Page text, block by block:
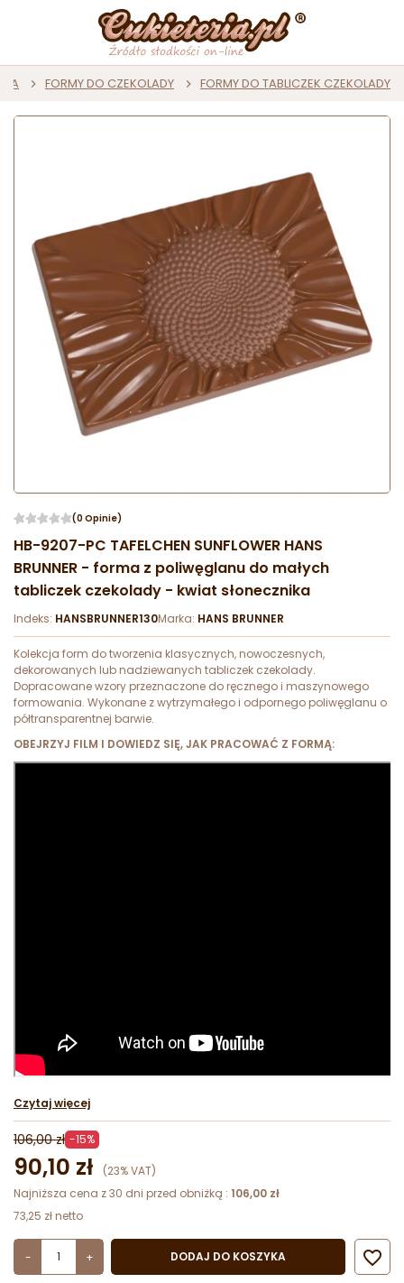
FORMY DO CZEKOLADY FORMY DO TABLICZEK CZEKOLADY
(0 Opinie)
HB-9207-PC TAFELCHEN SUNFLOWER HANS
BRUNNER - forma z poliwęglanu do małych
tabliczek czekolady - kwiat słonecznika
Indeks: HANSBRUNNER130Marka: HANS BRUNNER
Kolekcja form do tworzenia klasycznych, nowoczesnych,
dekorowanych lub nadziewanych tabliczek czekolady.
Dopracowane wzory przeznaczone do ręcznego i maszynowego
formowania. Wykonane z wytrzymałego i odpornego poliwęglanu o
półtransparentnej barwie.
OBEJRZYJ FILM I DOWIEDZ SIĘ, JAK PRACOWAĆ Z FORMĄ:
Czytaj więcej
106,00 zł -15%
90,10 zł
(23% VAT)
Najniższa cena z 30 dni przed obniżką : 106,00 zł
73,25 zł netto
- + DODAJ DO KOSZYKA 